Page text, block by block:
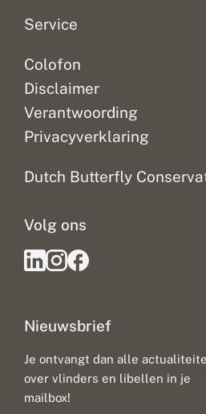
Service
Colofon
Disclaimer
Verantwoording
Privacyverklaring
Dutch Butterfly
Nieuwsbrief
Je ontvangt dan alle
over vlinders en libellen in je
mailbox!
Volg ons